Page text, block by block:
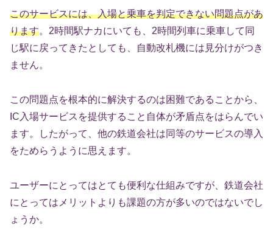
このサービスには、入場と乗車を判定できない問題点があ
ります。2時間駅ナカにいても、2時間列車に乗車して同
じ駅に戻ってきたとしても、自動改札機には見分けがつき
ません。
この問題点を根本的に解決するのは困難であることから、
IC入場サービスを提供すること自体が矛盾点をはらんでい
ます。したがって、他の鉄道会社は同等のサービスの導入
をためらうように思えます。
ユーザーにとってはとても便利な仕組みですが、鉄道会社
にとってはメリットよりも課題の方が多いのではないでし
ょうか。